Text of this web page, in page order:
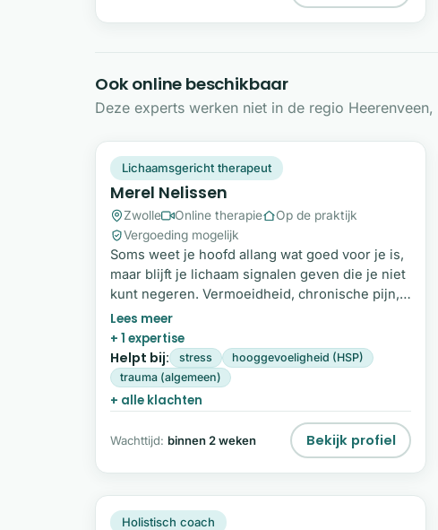
Ook online beschikbaar
Deze experts werken niet in de regio
MN
Plek beschikbaar
Lichaamsgericht therapeut
Merel Nelissen
Zwolle Online therapie
Op de praktijk
Vergoeding mogelijk
Soms weet je hoofd allang wat goed voor je is,
maar blijft je lichaam signalen geven die je niet
kunt negeren. Vermoeidheid, chronische pijn,
long covid, migraine of het gevoel altijd ‘aan’ te
staan zijn geen toevallige klachten. Ze
vertellen iets over hoe jij met jezelf verbonden
bent. Ik begeleid je om opnieuw te leren
luisteren naar de wijsheid van je lichaam. Niet
om symptomen te bestrijden, maar om de
onderliggende disbalans te herstellen.
+ 1 expertise
Helpt bij: stress
hooggevoeligheid (HSP)
trauma (algemeen)
+ alle klachten
Wachttijd: binnen 2 weken Bekijk profiel
Snel beschikbaar
Holistisch coach